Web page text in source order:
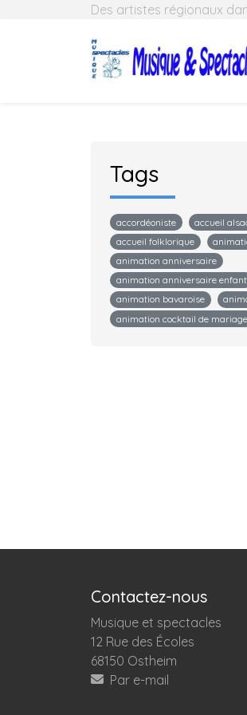
Des artistes régionaux
Tags
accordéoniste
accueil
accueil folklorique
animation anniversaire
animation anniversaire enfant
animation bavaroise
animation cocktail de mariage
Contactez-nous
Musique et spectacles
12 Rue des Écoles
68150 Ostheim
Par e-mail